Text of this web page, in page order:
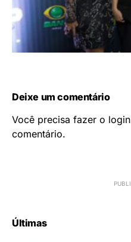
Deixe um comentário
Você precisa fazer o login
comentário.
Últimas